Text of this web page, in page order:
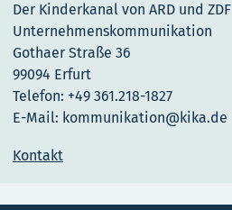
Der Kinderkanal von ARD und ZDF
Unternehmenskommunikation
Gothaer Straße 36
99094 Erfurt
Telefon: +49 361.218-1827
E-Mail: kommunikation@kika.de
Kontakt